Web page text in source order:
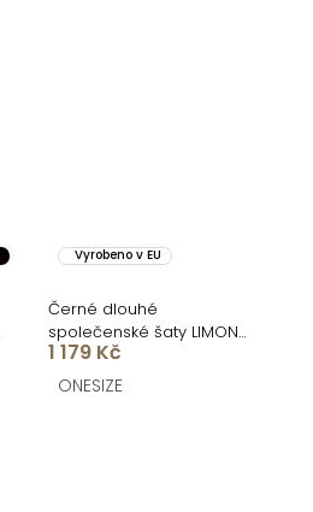
Vyrobeno v EU
Černé dlouhé
společenské šaty LIMONA
s průstřihy
1 179 Kč
ONESIZE